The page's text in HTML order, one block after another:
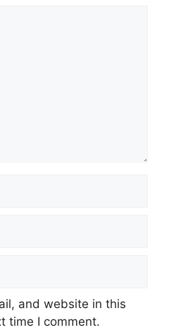
and website in this
time I comment.